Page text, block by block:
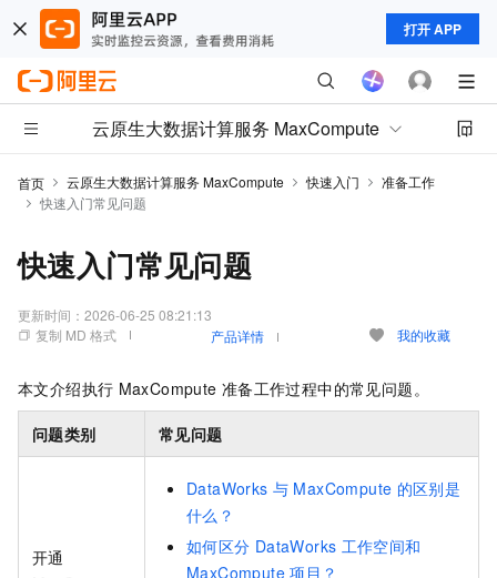
打开 APP
云原生大数据计算服务 MaxCompute
首页 云原生大数据计算服务 MaxCompute 快速入门
准备工作
快速入门常见问题
快速入门常见问题
更新时间： 2026-06-25 08:21:13
复制 MD 格式
产品详情 我的收藏
本文介绍执行 MaxCompute 准备工作过程中的常见问题。
问题类别 常见问题
开通
DataWorks 与 MaxCompute 的区别是
什么？
如何区分 DataWorks 工作空间和
MaxCompute 项目？